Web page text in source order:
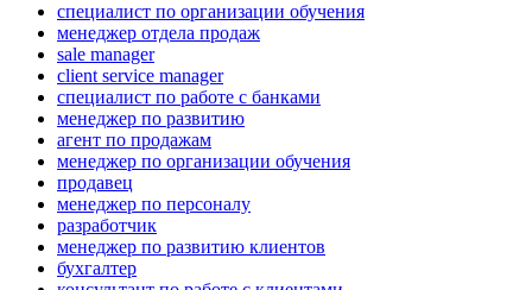
специалист по организации обучения
менеджер отдела продаж
sale manager
client service manager
специалист по работе с банками
менеджер по развитию
агент по продажам
менеджер по организации обучения
продавец
менеджер по персоналу
разработчик
менеджер по развитию клиентов
бухгалтер